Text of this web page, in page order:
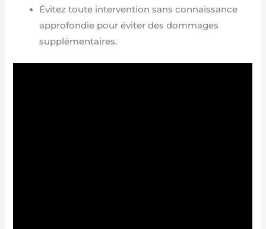
Évitez toute intervention sans connaissance
approfondie pour éviter des dommages
supplémentaires.